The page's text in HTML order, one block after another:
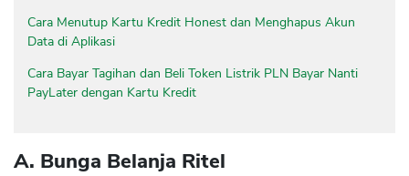
Cara Menutup Kartu Kredit Honest dan Menghapus Akun
Data di Aplikasi
Cara Bayar Tagihan dan Beli Token Listrik PLN Bayar Nanti
PayLater dengan Kartu Kredit
A. Bunga Belanja Ritel